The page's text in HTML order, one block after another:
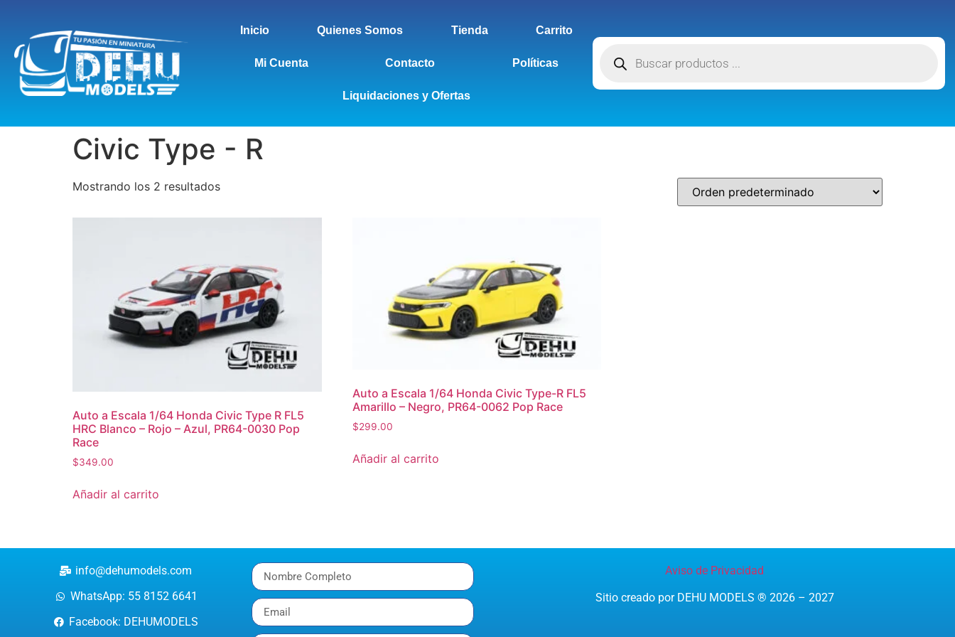
Inicio Quienes Somos Tienda Carrito
Mi Cuenta Contacto Políticas
Liquidaciones y Ofertas
Civic Type - R
Mostrando los 2 resultados
Auto a Escala 1/64 Honda Civic Type R FL5
HRC Blanco – Rojo – Azul, PR64-0030 Pop
Race
$349.00
Añadir al carrito
Auto a Escala 1/64 Honda Civic Type-R FL5
Amarillo – Negro, PR64-0062 Pop Race
$299.00
Añadir al carrito
info@dehumodels.com
WhatsApp: 55 8152 6641
Facebook: DEHUMODELS
Aviso de Privacidad
Sitio creado por DEHU MODELS ® 2026 – 2027